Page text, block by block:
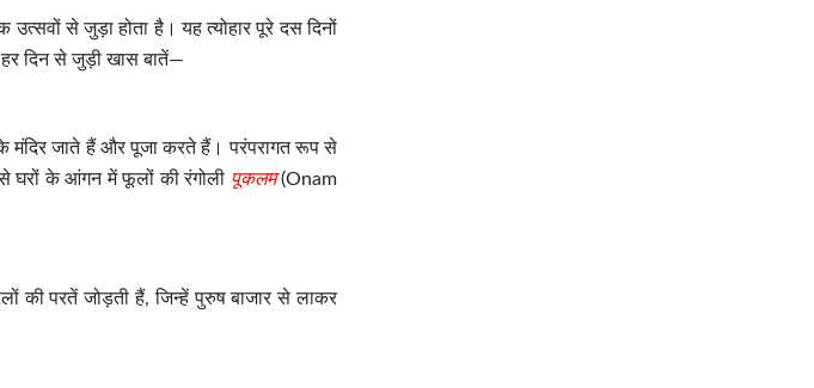
से जुड़ा होता है। यह त्योहार पूरे दस दिनों
हर दिन से जुड़ी खास बातें—
जाते हैं और पूजा करते हैं। परंपरागत रूप से
घरों के आंगन में फूलों की रंगोली पूकलम(Onam
की परतें जोड़ती हैं, जिन्हें पुरुष बाजार से लाकर